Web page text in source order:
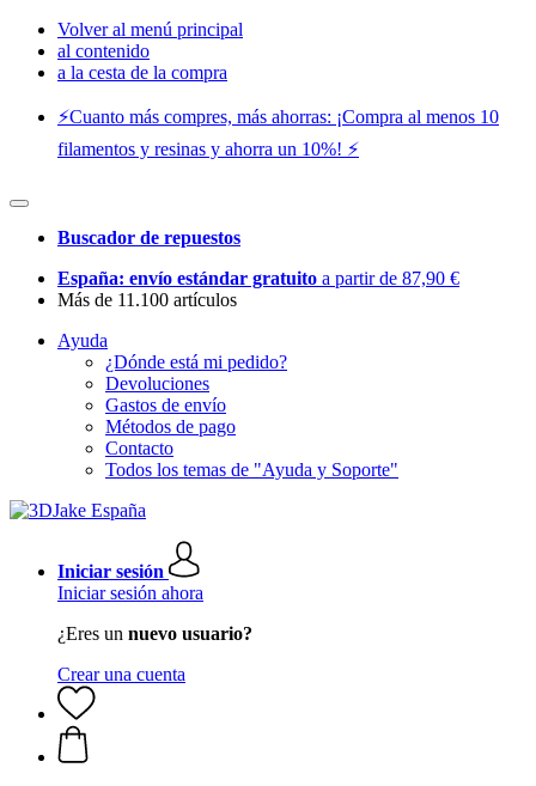
Volver al menú principal
al contenido
a la cesta de la compra
⚡️Cuanto más compres, más ahorras: ¡Compra al menos 10
filamentos y resinas y ahorra un 10%! ⚡️
Buscador de repuestos
España: envío estándar gratuito a partir de 87,90 €
Más de 11.100 artículos
Ayuda
¿Dónde está mi pedido?
Devoluciones
Gastos de envío
Métodos de pago
Contacto
Todos los temas de "Ayuda y Soporte"
Iniciar sesión
Iniciar sesión ahora
¿Eres un nuevo usuario?
Crear una cuenta